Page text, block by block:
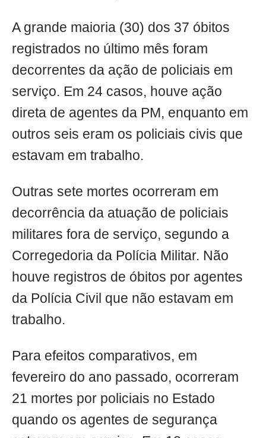
A grande maioria (30) dos 37 óbitos
registrados no último mês foram
decorrentes da ação de policiais em
serviço. Em 24 casos, houve ação
direta de agentes da PM, enquanto em
outros seis eram os policiais civis que
estavam em trabalho.
Outras sete mortes ocorreram em
decorrência da atuação de policiais
militares fora de serviço, segundo a
Corregedoria da Polícia Militar. Não
houve registros de óbitos por agentes
da Polícia Civil que não estavam em
trabalho.
Para efeitos comparativos, em
fevereiro do ano passado, ocorreram
21 mortes por policiais no Estado
quando os agentes de segurança